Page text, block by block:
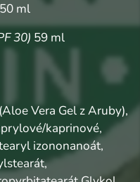
ml
30) 59 ml
Vera Gel z Aruby),
kaprinové,
izononanoát,